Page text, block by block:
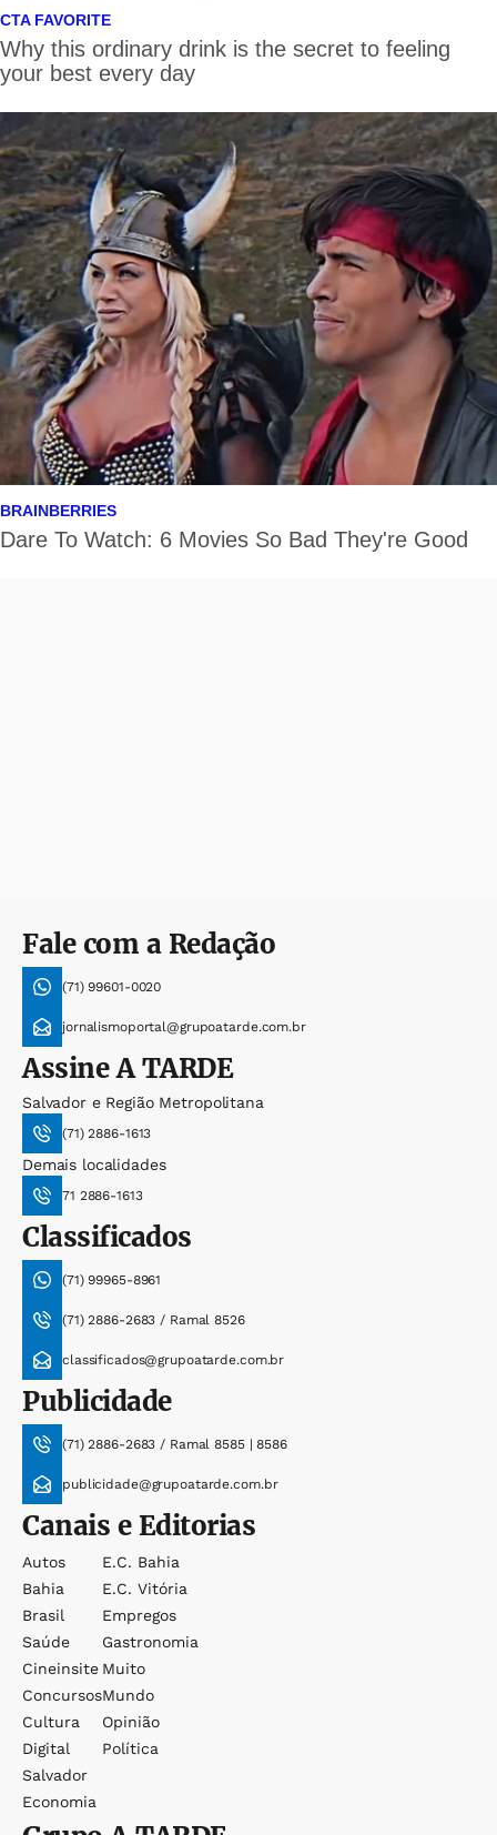
Fale com a Redação
(71) 99601-0020
jornalismoportal@grupoatarde.com.br
AssineA TARDE
Salvador e Região Metropolitana
(71) 2886-1613
Demais localidades
71 2886-1613
Classificados
(71) 99965-8961
(71) 2886-2683 / Ramal 8526
classificados@grupoatarde.com.br
Publicidade
(71) 2886-2683 / Ramal 8585 | 8586
publicidade@grupoatarde.com.br
Canais e Editorias
Autos
Bahia
Brasil
Saúde
Cineinsite
Concursos
Cultura
Digital
Salvador
Economia
E.c. Bahia
E.c. Vitória
Empregos
Gastronomia
Muito
Mundo
Opinião
Política